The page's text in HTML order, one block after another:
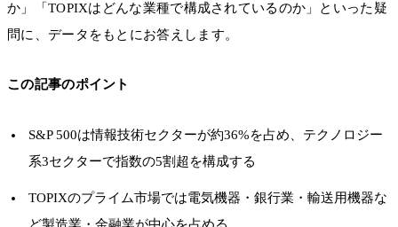
か」「TOPIXはどんな業種で構成されているのか」といった疑
問に、データをもとにお答えします。
この記事のポイント
S&P 500は情報技術セクターが約36%を占め、テクノロジー
系3セクターで指数の5割超を構成する
TOPIXのプライム市場では電気機器・銀行業・輸送用機器な